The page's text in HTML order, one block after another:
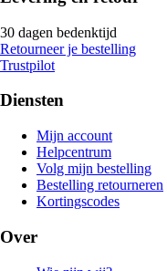
30 dagen bedenktijd
Retourneer je bestelling
Trustpilot
Diensten
Mijn account
Helpcentrum
Volg mijn bestelling
Bestelling retourneren
Kortingscodes
Over